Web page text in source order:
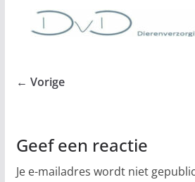
← Vorige
Geef een reactie
Je e-mailadres wordt niet